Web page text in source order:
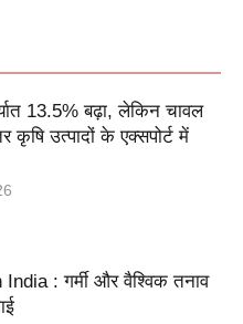
13.5% बढ़ा, लेकिन चावल
कृषि उत्पादों के एक्सपोर्ट में
: गर्मी और वैश्विक तनाव